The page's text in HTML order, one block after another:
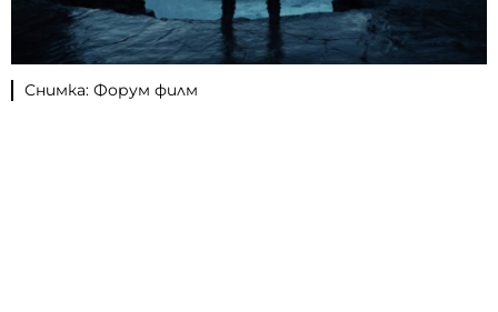
Снимка: Форум филм